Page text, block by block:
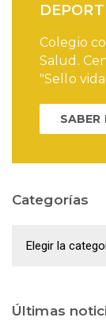
Colegio
Salud.
"Sello
SABER
Categorías
Últimas